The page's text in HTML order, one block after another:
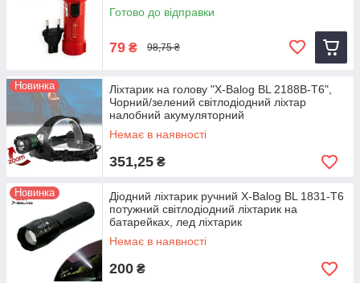
Готово до відправки
79 ₴ 98,75 ₴
Новинка
Ліхтарик на голову "X-Balog BL 2188B-T6",
Чорний/зелений світлодіодний ліхтар
налобний акумуляторний
Немає в наявності
351,25 ₴
Новинка
Діодний ліхтарик ручний X-Balog BL 1831-T6
потужний світлодіодний ліхтарик на
батарейках, лед ліхтарик
Немає в наявності
200 ₴